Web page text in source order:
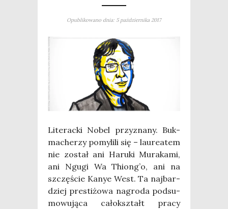
Opublikowano dnia: 5 października 2017
Lite­rac­ki Nobel przy­zna­ny. Buk­
ma­che­rzy pomy­li­li się – lau­re­atem
nie został ani Haru­ki Mura­ka­mi,
ani Ngu­gi Wa Thion­g’o, ani na
szczę­ście Kanye West. Ta naj­bar­
dziej pre­sti­żo­wa nagro­da pod­su­
mo­wu­ją­ca cało­kształt pra­cy